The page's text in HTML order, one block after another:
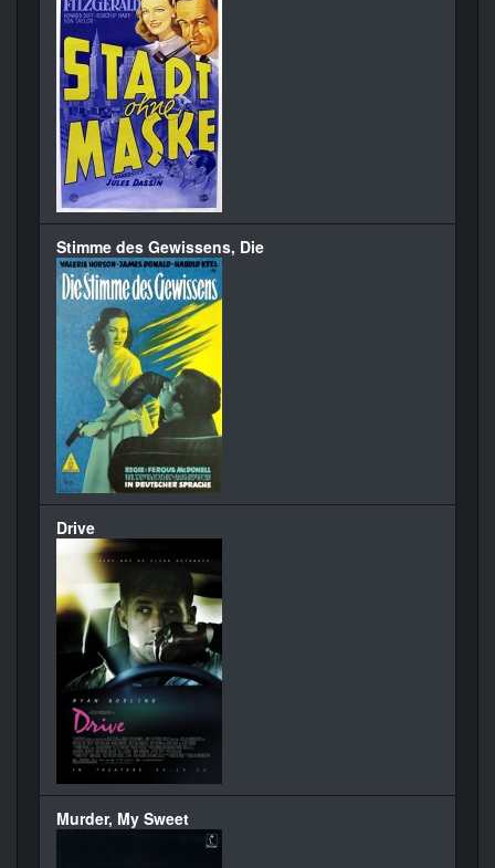
Stimme des Gewissens, Die
Drive
Murder, My Sweet